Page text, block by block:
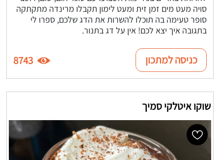
סויה מעט מים זמן זית ומעט לימון תקבלו מרינדה מתקתקה
סופר טעימה בה תוכלו להשרות את הדג שלכם, ספרו לי
בתגובה איך יצא לכם! אין על דג בתנור.
כניסה למתכון 8743
שוקו איטלקי סמיך